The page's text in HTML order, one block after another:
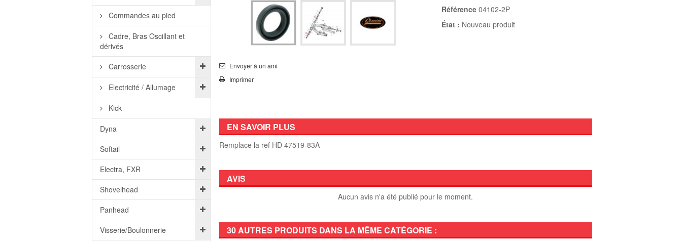
Commandes au pied
Cadre, Bras Oscillant et
dérivés
Carrosserie
Electricité / Allumage
Kick
Dyna
Softail
Electra, FXR
Shovelhead
Panhead
Visserie/Boulonnerie
Envoyer à un ami
Imprimer
Référence 04102-2P
État : Nouveau produit
EN SAVOIR PLUS
Remplace la ref HD 47519-83A
AVIS
Aucun avis n'a été publié pour le moment.
30 AUTRES PRODUITS DANS LA MÊME CATÉGORIE :